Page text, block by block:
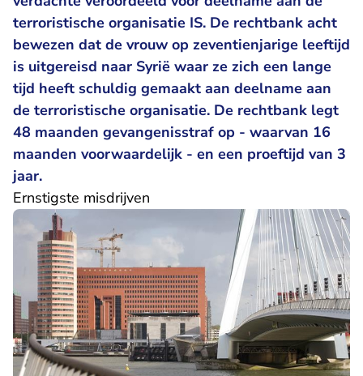
terroristische organisatie IS. De rechtbank acht
bewezen dat de vrouw op zeventienjarige leeftijd
is uitgereisd naar Syrië waar ze zich een lange
tijd heeft schuldig gemaakt aan deelname aan
de terroristische organisatie. De rechtbank legt
48 maanden gevangenisstraf op - waarvan 16
maanden voorwaardelijk - en een proeftijd van 3
jaar.
Ernstigste misdrijven